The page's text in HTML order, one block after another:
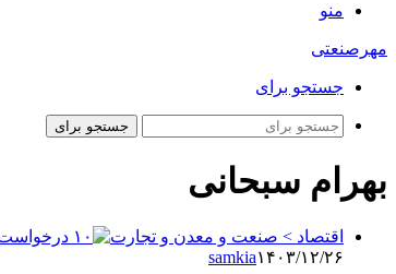
منو
مهرصنعتی
جستجو برای
جستجو برای
بهرام سبحانی
اقتصاد > صنعت و معدن و تجارت
samkia۱۴۰۳/۱۲/۲۶